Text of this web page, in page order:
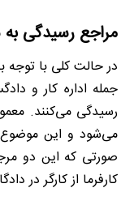
مراجع رسیدگی به
در حالت کلی با توجه
جمله اداره کار و
رسیدگی می‌کنند.
می‌شود و این
صورتی که این دو
کارفرما از کارگر در